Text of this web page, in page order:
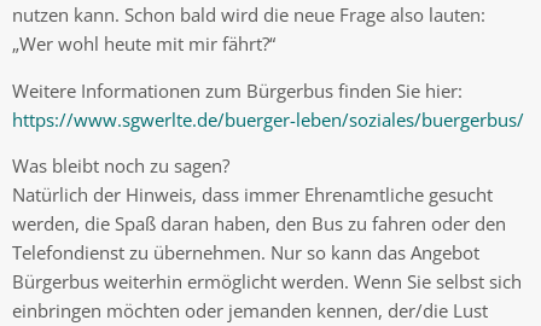
nutzen kann. Schon bald wird die neue Frage also lauten:
„Wer wohl heute mit mir fährt?“
Weitere Informationen zum Bürgerbus finden Sie hier:
https://www.sgwerlte.de/buerger-leben/soziales/buergerbus/
Was bleibt noch zu sagen?
Natürlich der Hinweis, dass immer Ehrenamtliche gesucht
werden, die Spaß daran haben, den Bus zu fahren oder den
Telefondienst zu übernehmen. Nur so kann das Angebot
Bürgerbus weiterhin ermöglicht werden. Wenn Sie selbst sich
einbringen möchten oder jemanden kennen, der/die Lust